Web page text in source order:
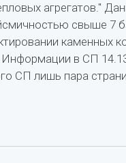
агрегатов."
свыше 7
каменных
в СП
СП лишь пара